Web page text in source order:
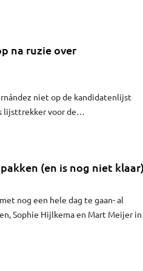
na ruzie over
niet op de kandidatenlijst
lijsttrekker voor de
(en is nog niet klaar)
nog een hele dag te gaan- al
Sophie Hijlkema en Mart Meijer in